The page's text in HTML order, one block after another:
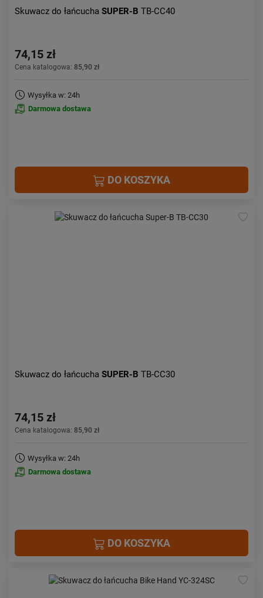
Skuwacz do łańcucha SUPER-B TB-CC40
74,15 zł
Cena katalogowa: 85,90 zł
Wysyłka w: 24h
Darmowa dostawa
DO KOSZYKA
Skuwacz do łańcucha SUPER-B TB-CC30
74,15 zł
Cena katalogowa: 85,90 zł
Wysyłka w: 24h
Darmowa dostawa
DO KOSZYKA